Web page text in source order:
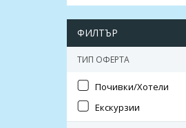
ФИЛТЪР
ТИП ОФЕРТА
Почивки/Хотели
Екскурзии